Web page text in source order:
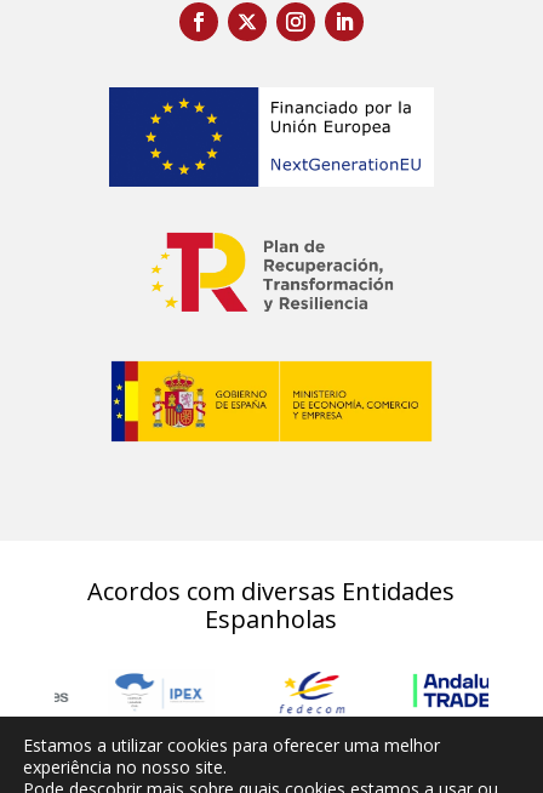
Acordos com diversas Entidades
Espanholas
Estamos a utilizar cookies para oferecer uma melhor
experiência no nosso site.